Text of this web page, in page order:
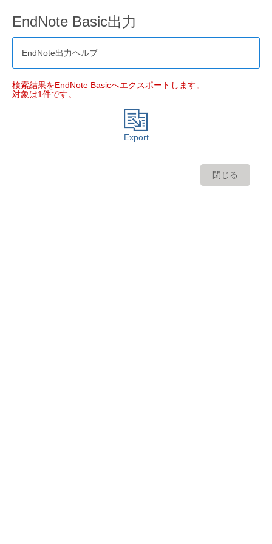
EndNote Basic出力
EndNote出力ヘルプ
検索結果をEndNote Basicへエクスポートします。
対象は1件です。
Export